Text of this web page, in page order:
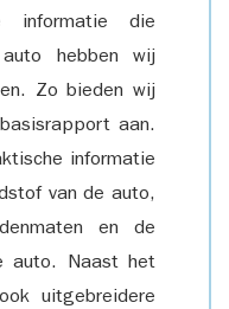
informatie die
hebben wij
Zo bieden wij
aan.
informatie
van de auto,
en de
auto. Naast het
uitgebreidere